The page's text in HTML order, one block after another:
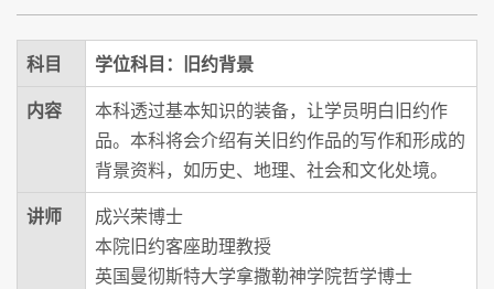
科目 学位科目：旧约背景
内容
本科透过基本知识的装备，让学员明白旧约作
品。本科将会介绍有关旧约作品的写作和形成的
背景资料，如历史、地理、社会和文化处境。
讲师
成兴荣博士
本院旧约客座助理教授
英国曼彻斯特大学拿撒勒神学院哲学博士